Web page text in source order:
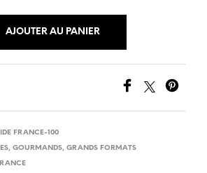
AJOUTER AU PANIER
FRANCE-100
, GOURMANDS, GRANDS FORMATS